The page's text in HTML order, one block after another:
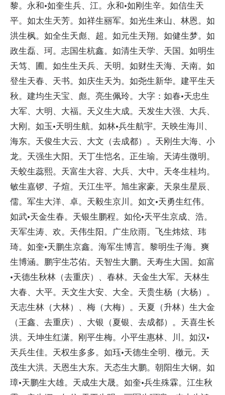
黎。永和·如奎生兵、江。永和·如刚生辛。如信生天
平。如太生天芳。如祥生丽军。如光生来山、林恩。如
洪生枫。如全生天彪、超。如元生天翔。如健生梦。如
政生磊、珂。志国生杭鑫。如清生天学、天国。如明生
天笃、圃。如生生天兵、天明。如财生天海、天南。如
登生天春、天书。如庆生天为。如尧生新华。建平生天
秋。建均生天宝、彪。亮生佩玲。大字：如春·天忠生
大军、大明、大福。天义生大成。天发生大强、大兵、
大刚。如玉·天明生航。如林·兵生航宇。天映生海川、
海东。天俊生大云、大文（去成都）。天刚生大海、小
龙。天强生大阳。天丁生恺名。正生瑜。天涛生微明。
天蛟生蕊熙。天富生大容、大兵、大中。天冬生桂均。
敏生嘉锣、子煊。天江生平。旭生家豪。天泉生星辰、
儒。军生大洋、卓。天毅生京川。如文·天勇生红伟。
如武·天金生春。天银生鹏程。如伦·天平生京成、浩。
天军生涛、欢。天伟生阳。广生欣雨。飞生炜炫、玮
琦。如奎·天鹏生京鑫。海军生博言。黎明生子海。爽
生博涵。鹏宇生芯佑。天智生大鹏。天寿生大国。如富
·天德生秋林（去重庆）、春林。天金生大军。天林生
大春、大平。天文生大安、大全。天贵生杨（大杨）。
天志生林（大林）、梅（大梅）。天夏（升林）生大金
（王鑫、去重庆）、大银（夏银、去成都）。天喜生长
洪。天坤生红潇。刚平生梅。小平生惠林、川。如汉·
天兵生佳。天权生多多。如珏·天德生全明、檄元。天
茂生大洪。天恩生大东。天态生大鹏。朝阳生大钢。如
璋·天鹏生大雄。天成生大晟。如奎·兵生殊霖。江生秋